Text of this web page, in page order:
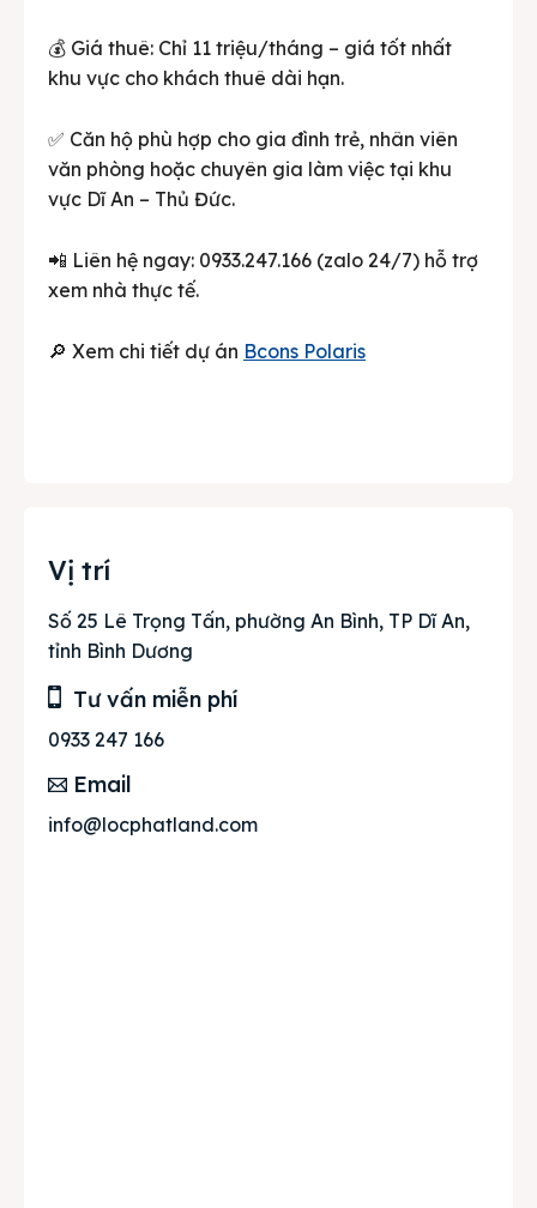
💰 Giá thuê: Chỉ 11 triệu/tháng – giá tốt nhất
khu vực cho khách thuê dài hạn.
✅ Căn hộ phù hợp cho gia đình trẻ, nhân viên
văn phòng hoặc chuyên gia làm việc tại khu
vực Dĩ An – Thủ Đức.
📲 Liên hệ ngay: 0933.247.166 (zalo 24/7) hỗ trợ
xem nhà thực tế.
🔎 Xem chi tiết dự án Bcons Polaris
Vị trí
Số 25 Lê Trọng Tấn, phường An Bình, TP Dĩ An,
tỉnh Bình Dương
Tư vấn miễn phí
0933 247 166
Email
info@locphatland.com